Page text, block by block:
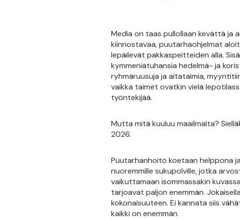
Media on taas pullollaan kevättä ja
kiinnostavaa, puutarhaohjelmat
lepäilevät pakkaspeitteiden alla.
kymmeniätuhansia hedelmä- ja
ryhmäruusuja ja aitataimia,
vaikka taimet ovatkin vielä
työntekijää.
Mutta mitä kuuluu maailmalta?
2026.
Puutarhanhoito koetaan helppona
nuoremmille sukupolville, jotka
vaikuttamaan isommassakin
tarjoavat paljon enemmän.
kokonaisuuteen. Ei kannata siis
kaikki on enemmän.